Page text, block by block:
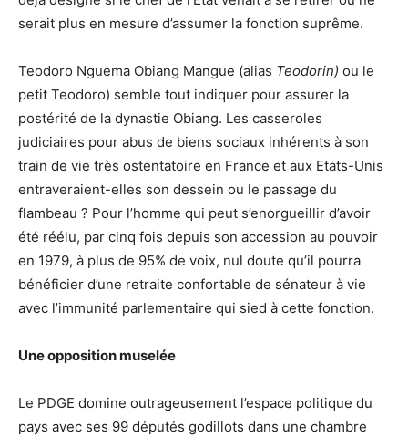
serait plus en mesure d’assumer la fonction suprême.
Teodoro Nguema Obiang Mangue (alias Teodorin) ou le
petit Teodoro) semble tout indiquer pour assurer la
postérité de la dynastie Obiang. Les casseroles
judiciaires pour abus de biens sociaux inhérents à son
train de vie très ostentatoire en France et aux Etats-Unis
entraveraient-elles son dessein ou le passage du
flambeau ? Pour l’homme qui peut s’enorgueillir d’avoir
été réélu, par cinq fois depuis son accession au pouvoir
en 1979, à plus de 95% de voix, nul doute qu’il pourra
bénéficier d’une retraite confortable de sénateur à vie
avec l’immunité parlementaire qui sied à cette fonction.
Une opposition muselée
Le PDGE domine outrageusement l’espace politique du
pays avec ses 99 députés godillots dans une chambre